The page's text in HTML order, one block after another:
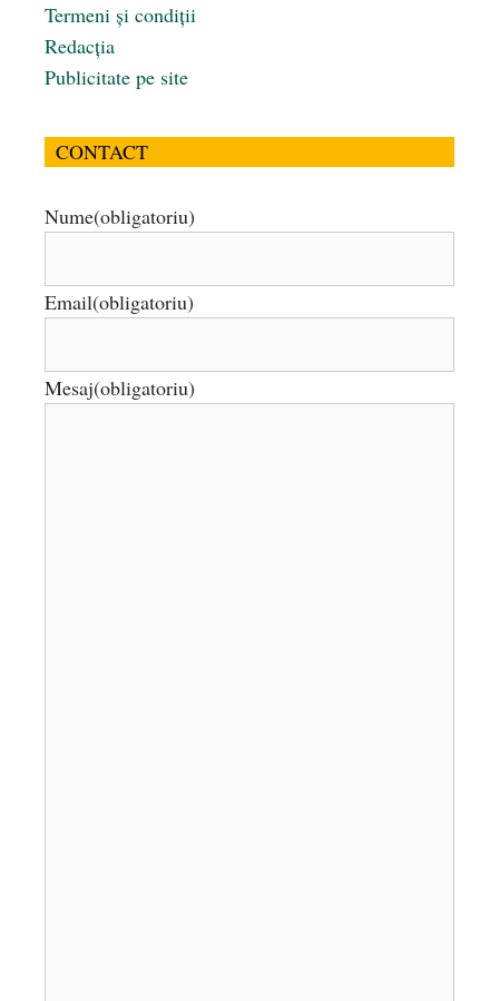
Termeni și condiții
Redacția
Publicitate pe site
CONTACT
Nume(obligatoriu)
Email(obligatoriu)
Mesaj(obligatoriu)